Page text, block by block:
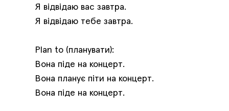
Я відвідаю вас завтра.
Я відвідаю тебе завтра.
Plan to (планувати):
Вона піде на концерт.
Вона планує піти на концерт.
Вона піде на концерт.